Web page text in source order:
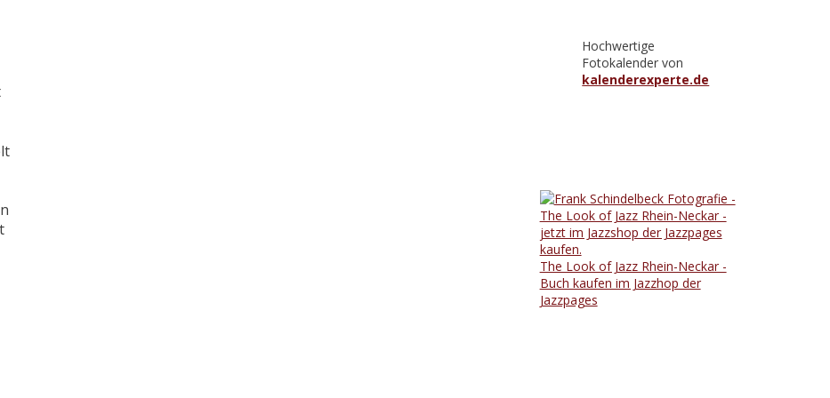
Hochwertige
Fotokalender von
kalenderexperte.de
The Look of Jazz Rhein-Neckar -
Buch kaufen im Jazzhop der
Jazzpages